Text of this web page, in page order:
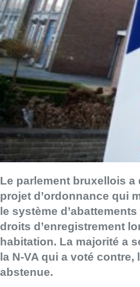
Le parlement bruxellois a
projet d’ordonnance qui
le système
droits d’enregistrement
habitation. La majorité a
la N-VA qui a voté contre,
abstenue.